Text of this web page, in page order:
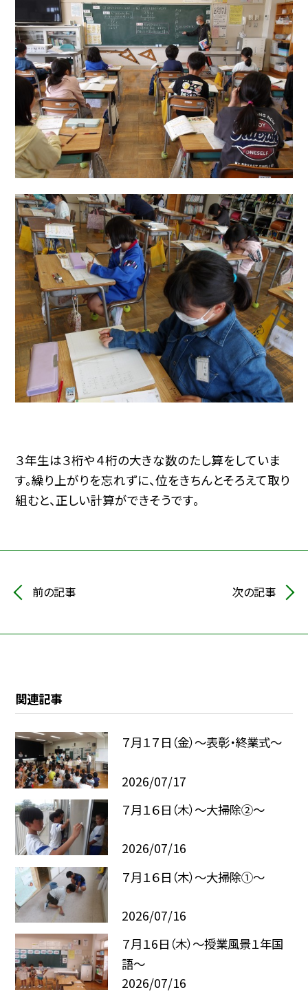
３年生は３桁や４桁の大きな数のたし算をしていま
す。繰り上がりを忘れずに、位をきちんとそろえて取り
組むと、正しい計算ができそうです。
前の記事 次の記事
関連記事
７月１７日（金）～表彰・終業式～
2026/07/17
７月１６日（木）～大掃除②～
2026/07/16
７月１６日（木）～大掃除①～
2026/07/16
７月１6日（木）～授業風景１年国
語～
2026/07/16